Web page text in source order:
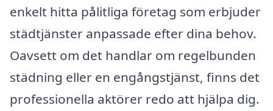
enkelt hitta pålitliga företag som erbjuder
städtjänster anpassade efter dina behov.
Oavsett om det handlar om regelbunden
städning eller en engångstjänst, finns det
professionella aktörer redo att hjälpa dig.